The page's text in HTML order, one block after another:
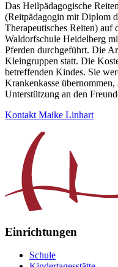
Das Heilpädagogische
(Reitpädagogin mit Diplom
Therapeutisches Reiten) auf
Waldorfschule Heidelberg
Pferden durchgeführt. Die
Kleingruppen statt. Die
betreffenden Kindes. Sie
Krankenkasse
Unterstützung an den
Kontakt Maike Linhart
Einrichtungen
Schule